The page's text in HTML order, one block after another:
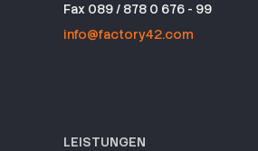
Fax 089 / 878 0 676 - 99
info@factory42.com
LEISTUNGEN